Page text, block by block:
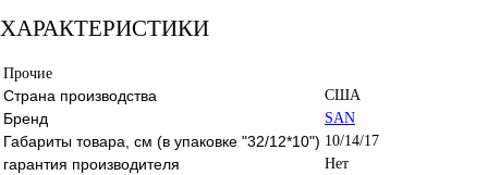
ХАРАКТЕРИСТИКИ
Прочие
Страна производства США
Бренд SAN
Габариты товара, см (в упаковке "32/12*10") 10/14/17
гарантия производителя Нет